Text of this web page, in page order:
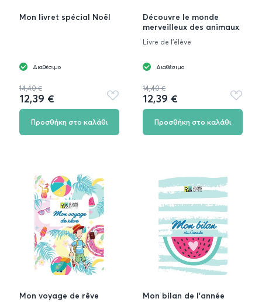
Mon livret spécial Noël
Διαθέσιμο
14,40 €
12,39 €
Προσθήκη
στα
Προσθήκη στο καλάθι
Découvre le monde
merveilleux des animaux
Livre de l'élève
Διαθέσιμο
14,40 €
12,39 €
στα
Προσθήκη στο καλάθι
Mon voyage de rêve Mon bilan de l’année